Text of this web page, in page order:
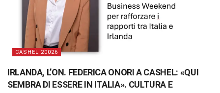
CASHEL 20026
IRLANDA, L’ON. FEDERICA ONORI A CASHEL: «QUI
SEMBRA DI ESSERE IN ITALIA». CULTURA E